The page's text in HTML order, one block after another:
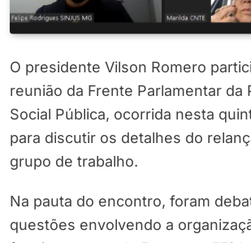
O presidente Vilson Romero
reunião da Frente Parlamentar da
Social Pública, ocorrida nesta
para discutir os detalhes do
grupo de trabalho.
Na pauta do encontro, foram
questões envolvendo a